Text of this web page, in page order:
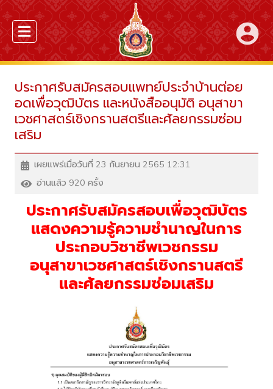
account_circle
ประกาศรับสมัครสอบแพทย์ประจำบ้านต่อย
อดเพื่อวุฒิบัตร และหนังสืออนุมัติ อนุสาขา
เวชศาสตร์เชิงกรานสตรีและศัลยกรรมซ่อม
เสริม
เผยแพร่เมื่อวันที่ 23 กันยายน 2565 12:31
อ่านแล้ว 920 ครั้ง
ประกาศรับสมัครสอบเพื่อวุฒิบัตร
แสดงความรู้ความชำนาญในการ
ประกอบวิชาชีพเวชกรรม
อนุสาขาเวชศาสตร์เชิงกรานสตรี
และศัลยกรรมซ่อมเสริม